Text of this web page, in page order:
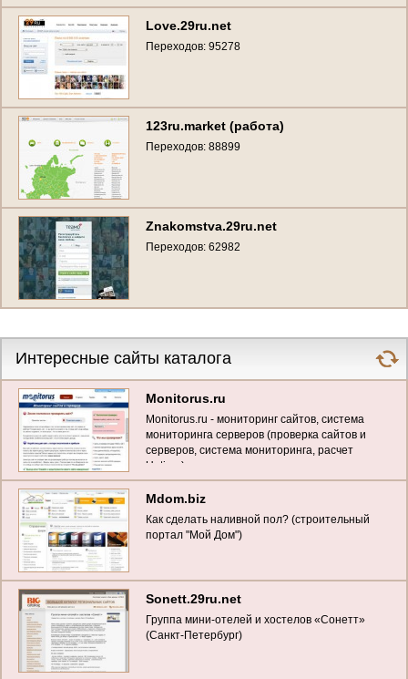
Love.29ru.net
Переходов: 95278
123ru.market (работа)
Переходов: 88899
Znakomstva.29ru.net
Переходов: 62982
Интересные сайты каталога
Monitorus.ru
Monitorus.ru - мониторинг сайтов, система
мониторинга серверов (проверка сайтов и
серверов, система мониторинга, расчет
Uptime)
Mdom.biz
Как сделать наливной пол? (строительный
портал "Мой Дом")
Sonett.29ru.net
Группа мини-отелей и хостелов «Сонетт»
(Санкт-Петербург)